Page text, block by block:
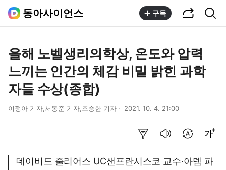
동아사이언스 구독
올해 노벨생리의학상, 온도와 압력
느끼는 인간의 체감 비밀 밝힌 과학
자들 수상(종합)
이정아 기자,서동준 기자,조승한 기자 2021. 10. 4. 21:00
데이비드 줄리어스 UC샌프란시스코 교수·아뎀 파